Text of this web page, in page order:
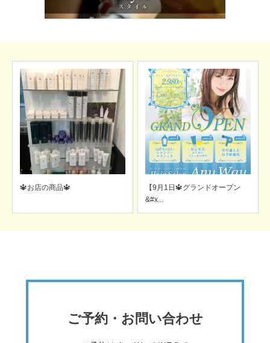
【9月1日🔱グランドオープン
【オープンに向けて
ご予約・お問い合わせ